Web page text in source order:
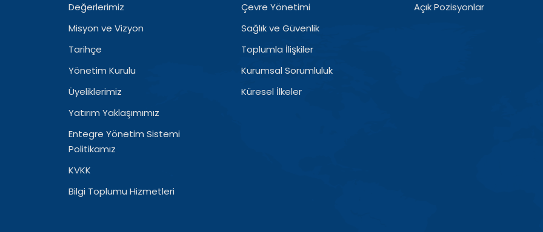
Değerlerimiz
Misyon ve Vizyon
Tarihçe
Yönetim Kurulu
Üyeliklerimiz
Yatırım Yaklaşımımız
Entegre Yönetim Sistemi
Politikamız
KVKK
Bilgi Toplumu Hizmetleri
Çevre Yönetimi
Sağlık ve Güvenlik
Toplumla İlişkiler
Kurumsal Sorumluluk
Küresel İlkeler
Açık Pozisyonlar